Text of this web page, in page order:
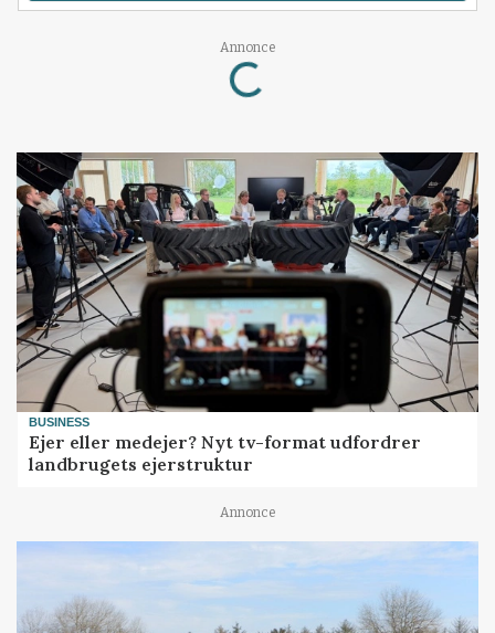
Annonce
Loading...
BUSINESS
Ejer eller medejer? Nyt tv-format udfordrer
landbrugets ejerstruktur
Annonce